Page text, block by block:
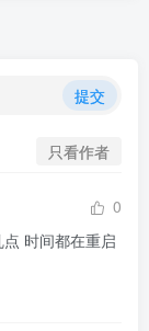
提交
只看作者
0
时间都在重启